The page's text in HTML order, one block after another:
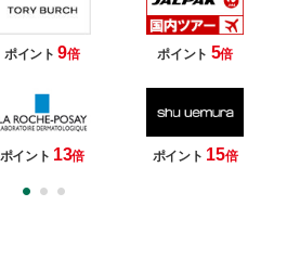
ポイント9倍 ポイント 5倍
ポイント 13倍 ポイント 15倍